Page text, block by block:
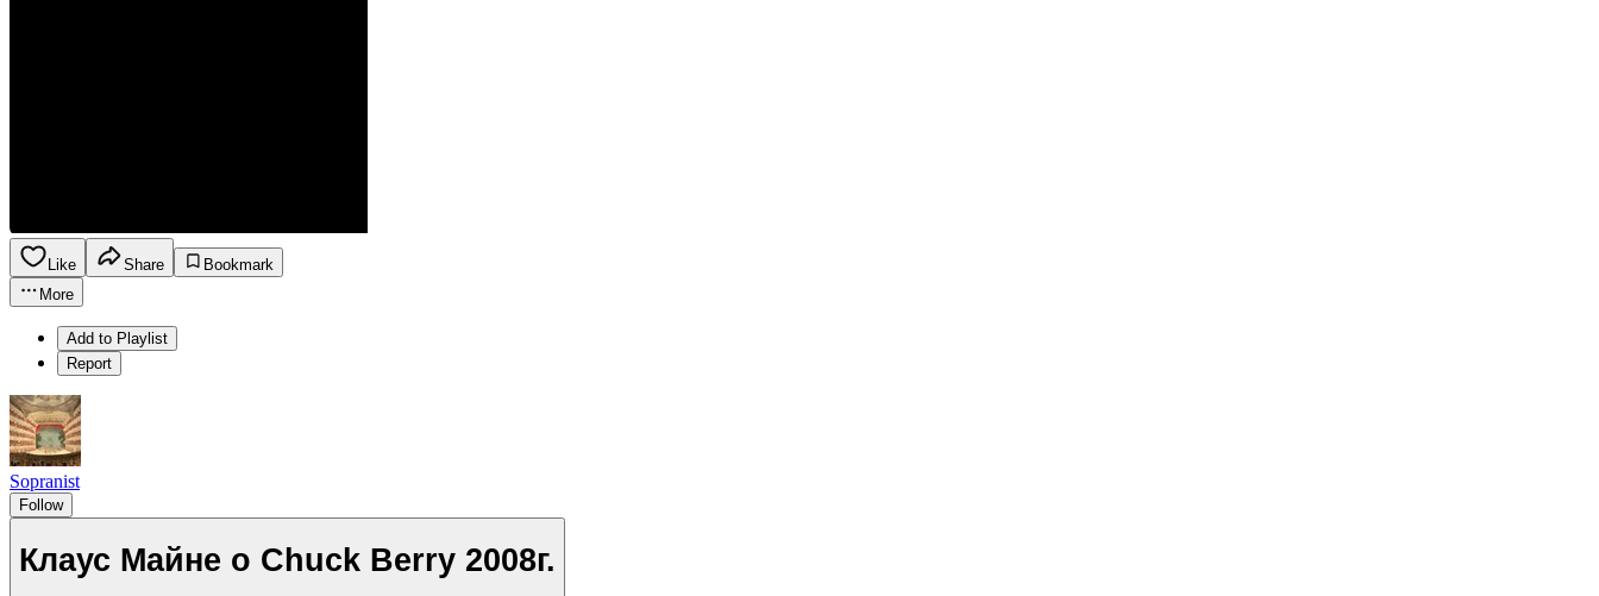
Like Share
Bookmark
More
Add to Playlist
Report
Sopranist
Follow
Клаус Майне о Chuck Berry 2008г.